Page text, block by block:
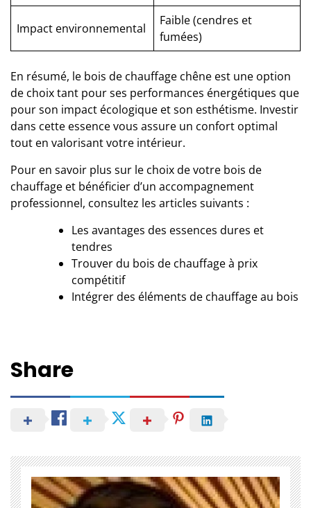
Impact environnemental
Faible (cendres et
fumées)
En résumé, le bois de chauffage chêne est une option
de choix tant pour ses performances énergétiques que
pour son impact écologique et son esthétisme. Investir
dans cette essence vous assure un confort optimal
tout en valorisant votre intérieur.
Pour en savoir plus sur le choix de votre bois de
chauffage et bénéficier d’un accompagnement
professionnel, consultez les articles suivants :
Les avantages des essences dures et
tendres
Trouver du bois de chauffage à prix
compétitif
Intégrer des éléments de chauffage au bois
Share